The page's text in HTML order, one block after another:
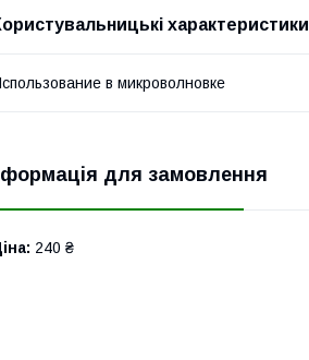
характеристики
в микроволновке
для замовлення
240 ₴